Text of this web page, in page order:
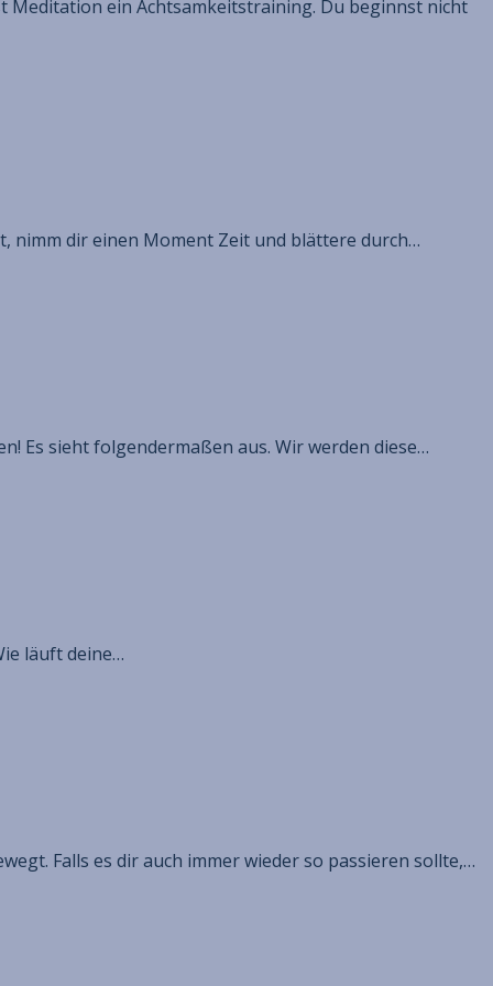
Meditation ein Achtsamkeitstraining. Du beginnst nicht
nimm dir einen Moment Zeit und blättere durch…
Es sieht folgendermaßen aus. Wir werden diese…
läuft deine…
Falls es dir auch immer wieder so passieren sollte,…